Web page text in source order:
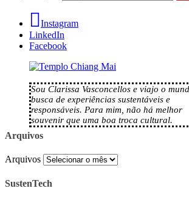
Instagram
LinkedIn
Facebook
Sou Clarissa Vasconcellos e viajo o
busca de experiências sustentáveis e
responsáveis. Para mim, não há melhor
souvenir que uma boa troca cultural.
Arquivos
Arquivos
SustenTech